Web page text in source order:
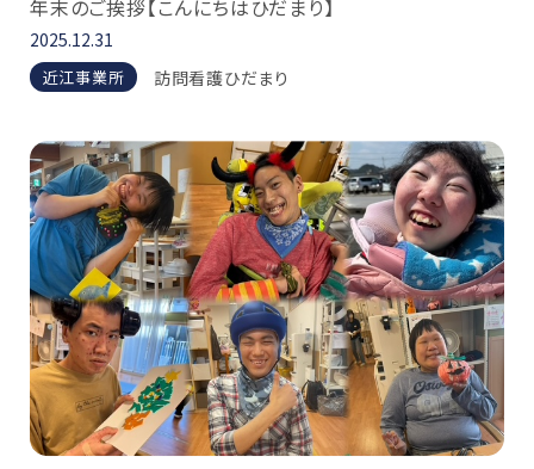
年末のご挨拶【こんにちはひだまり】
2025.12.31
近江事業所 訪問看護ひだまり